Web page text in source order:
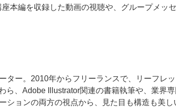
本編を収録した動画の視聴や、グループメッ
ター。2010年からフリーランスで、リーフレ
ら、Adobe Illustrator関連の書籍執筆や、業界
ションの両方の視点から、見た目も構造も美